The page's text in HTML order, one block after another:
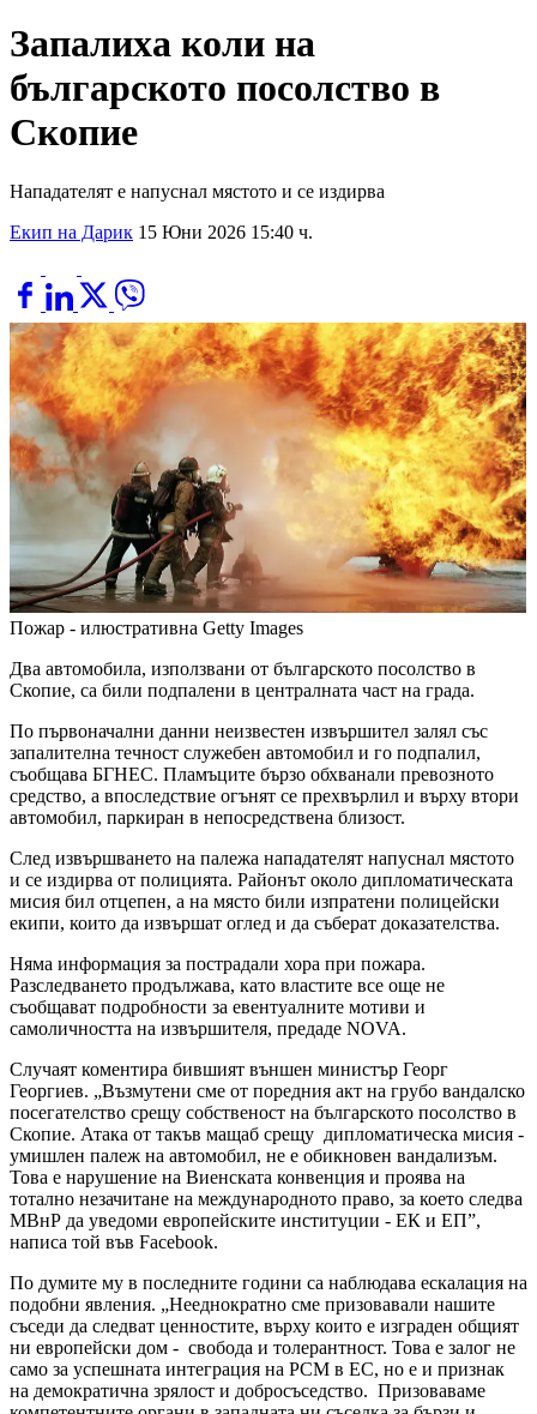
Запалиха коли на
българското посолство в
Скопие
Нападателят е напуснал мястото и се издирва
Екип на Дарик 15 Юни 2026 15:40 ч.
Пожар - илюстративна Getty Images
Два автомобила, използвани от българското посолство в
Скопие, са били подпалени в централната част на града.
По първоначални данни неизвестен извършител залял със
запалителна течност служебен автомобил и го подпалил,
съобщава БГНЕС. Пламъците бързо обхванали превозното
средство, а впоследствие огънят се прехвърлил и върху втори
автомобил, паркиран в непосредствена близост.
След извършването на палежа нападателят напуснал мястото
и се издирва от полицията. Районът около дипломатическата
мисия бил отцепен, а на място били изпратени полицейски
екипи, които да извършат оглед и да съберат доказателства.
Няма информация за пострадали хора при пожара.
Разследването продължава, като властите все още не
съобщават подробности за евентуалните мотиви и
самоличността на извършителя, предаде NOVA.
Случаят коментира бившият външен министър Георг
Георгиев. „Възмутени сме от поредния акт на грубо вандалско
посегателство срещу собственост на българското посолство в
Скопие. Атака от такъв мащаб срещу дипломатическа мисия -
умишлен палеж на автомобил, не е обикновен вандализъм.
Това е нарушение на Виенската конвенция и проява на
тотално незачитане на международното право, за което следва
МВнР да уведоми европейските институции - ЕК и ЕП”,
написа той във Facebook.
По думите му в последните години са наблюдава ескалация на
подобни явления. „Нееднократно сме призовавали нашите
съседи да следват ценностите, върху които е изграден общият
ни европейски дом - свобода и толерантност. Това е залог не
само за успешната интеграция на РСМ в ЕС, но е и признак
на демократична зрялост и добросъседство. Призоваваме